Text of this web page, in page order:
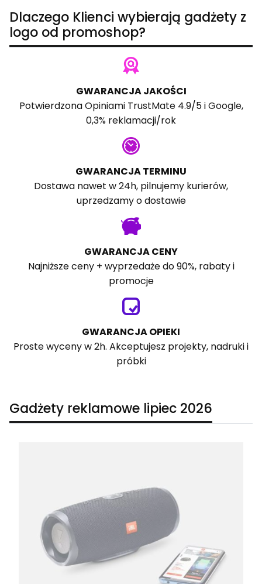
Dlaczego Klienci wybierają gadżety z
logo od promoshop?
GWARANCJA JAKOŚCI
PotwierdzonaOpiniami TrustMate4.9/5 iGoogle,
0,3% reklamacji/rok
GWARANCJA TERMINU
Dostawa nawet w 24h, pilnujemy kurierów,
uprzedzamy o dostawie
GWARANCJA CENY
Najniższe ceny + wyprzedaże do 90%, rabaty i
promocje
GWARANCJA OPIEKI
Proste wyceny w 2h. Akceptujesz projekty, nadruki i
próbki
Gadżety reklamowe lipiec 2026